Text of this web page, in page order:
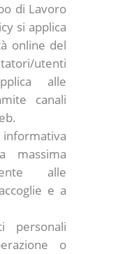
di Lavoro
si applica
online del
utenti
alle
canali
alle
e a
personali
o